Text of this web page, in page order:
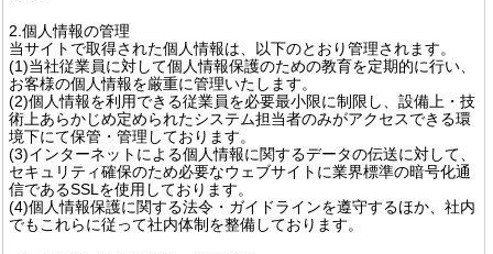
2.個人情報の管理
当サイトで取得された個人情報は、以下のとおり管理されます。
(1)当社従業員に対して個人情報保護のための教育を定期的に行い、
お客様の個人情報を厳重に管理いたします。
(2)個人情報を利用できる従業員を必要最小限に制限し、設備上・技
術上あらかじめ定められたシステム担当者のみがアクセスできる環
境下にて保管・管理しております。
(3)インターネットによる個人情報に関するデータの伝送に対して、
セキュリティ確保のため必要なウェブサイトに業界標準の暗号化通
信であるSSLを使用しております。
(4)個人情報保護に関する法令・ガイドラインを遵守するほか、社内
でもこれらに従って社内体制を整備しております。